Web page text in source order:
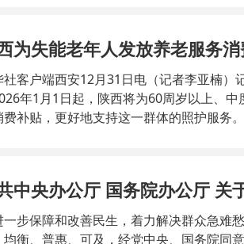
掌握城乡三级养老服务网络的设置方式、
求，总结推广一批可复制的经验做法
为失能老年人发放养老服务
社客户端西安12月31日电（记者李亚楠）
年1月1日起，陕西将为60周岁以上、
费补贴，更好地支持这一群体的照护服务
庭承受着较大压力，一人失能，全家失衡
服务消费补贴，
一步保障和改善民生，着力解决群众急难
均衡、普惠、可及，经党中央、国务院同